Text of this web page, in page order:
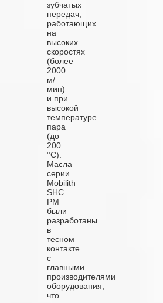
зубчатых
передач,
работающих
на
высоких
скоростях
(более
2000
м/
мин)
и при
высокой
температуре
пара
(до
200
°C).
Масла
серии
Mobilith
SHC
PM
были
разработаны
в
тесном
контакте
с
главными
производителями
оборудования,
что